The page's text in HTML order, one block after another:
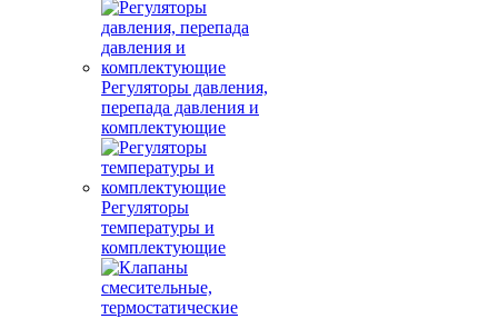
Регуляторы давления,
перепада давления и
комплектующие
Регуляторы
температуры и
комплектующие